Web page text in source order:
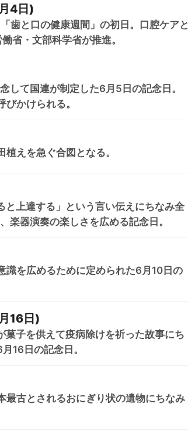
4日)
歯と口の健康週間」の初日。口腔ケアと
省・文部科学省が推進。
して国連が制定した6月5日の記念日。
かけられる。
えを急ぐ合図となる。
と上達する」という言い伝えにちなみ全
楽器演奏の楽しさを広める記念日。
識を広めるために定められた6月10日の
16日)
子を供えて疫病除けを祈った故事にち
16日の記念日。
最古とされるおにぎり状の遺物にちなみ